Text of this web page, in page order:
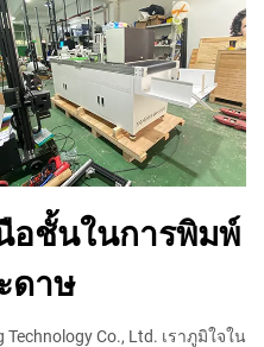
อชั้นในการพิมพ์
ดาษ
Co., Ltd. เราภูมิใจใน